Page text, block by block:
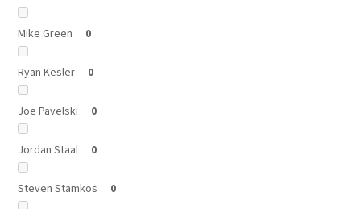
Mike Green 0
Ryan Kesler 0
Joe Pavelski 0
Jordan Staal 0
Steven Stamkos 0